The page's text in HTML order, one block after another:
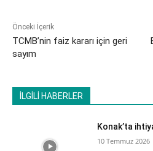
Önceki İçerik
TCMB’nin faiz kararı için geri
sayım
İLGİLİ HABERLER
Konak’ta
10 Temmuz 2026